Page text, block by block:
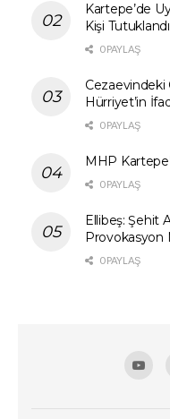
Kartepe’de
Kişi Tutuklandı
0 PAYLAŞ
Cezaevindeki
Hürriyet’in
0 PAYLAŞ
MHP
0 PAYLAŞ
Ellibeş: Şehit
Provokasyon
0 PAYLAŞ